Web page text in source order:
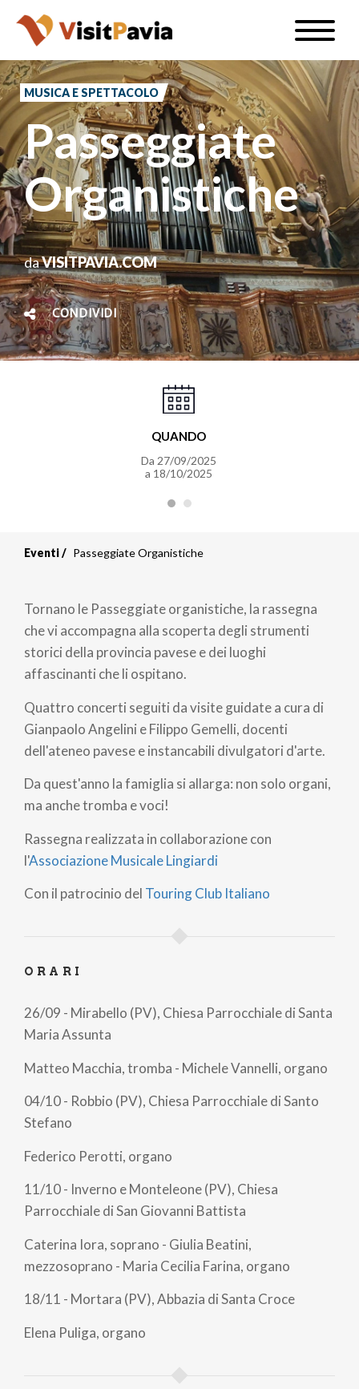
Salta
contenuto
principale
Toggle
IT
#visitpavia
MUSICA E SPETTACOLO
Passeggiate
Organistiche
daVISITPAVIA.COM
CONDIVIDI
QUANDO
Da 27/09/2025
a 18/10/2025
Eventi Passeggiate Organistiche
Tornano le Passeggiate organistiche, la rassegna
che vi accompagna alla scoperta degli strumenti
storici della provincia pavese e dei luoghi
affascinanti che li ospitano.
Quattro concerti seguiti da visite guidate a cura di
Gianpaolo Angelini e Filippo Gemelli, docenti
dell'ateneo pavese e instancabili divulgatori d'arte.
Da quest'anno la famiglia si allarga: non solo organi,
ma anche tromba e voci!
Rassegna realizzata in collaborazione con
l'Associazione Musicale Lingiardi
Con il patrocinio del Touring Club Italiano
ORARI
26/09 - Mirabello (PV), Chiesa Parrocchiale di Santa
Maria Assunta
Matteo Macchia, tromba - Michele Vannelli, organo
04/10 - Robbio (PV), Chiesa Parrocchiale di Santo
Stefano
Federico Perotti, organo
11/10 - Inverno e Monteleone (PV), Chiesa
Parrocchiale di San Giovanni Battista
Caterina Iora, soprano - Giulia Beatini,
mezzosoprano - Maria Cecilia Farina, organo
18/11 - Mortara (PV), Abbazia di Santa Croce
Elena Puliga, organo